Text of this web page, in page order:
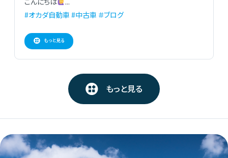
#オカダ自動車 #中古車 ＃ブログ
もっと見る
もっと見る